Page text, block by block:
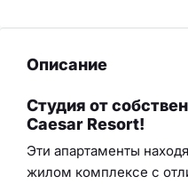
Описание
Студия от
Caesar Resort!
Эти апартаменты
жилом комплексе с